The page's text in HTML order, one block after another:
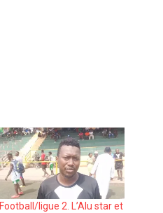
Football/ligue 2. L’Alu star et